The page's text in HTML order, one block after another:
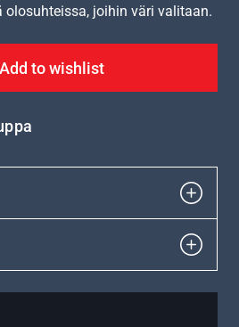
joihin väri valitaan.
Add to wishlist